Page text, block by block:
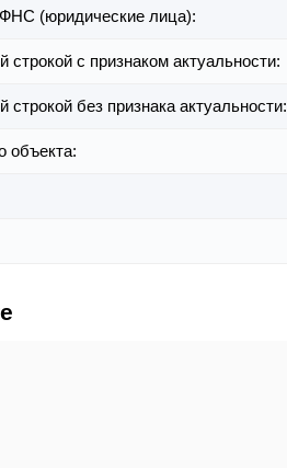
(юридические лица):
строкой с признаком актуальности:
строкой без признака актуальности:
объекта: